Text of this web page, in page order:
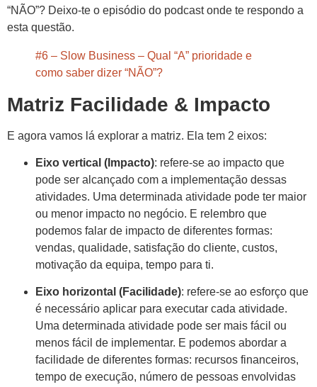
“NÃO”? Deixo-te o episódio do podcast onde te respondo a
esta questão.
#6 – Slow Business – Qual “A” prioridade e
como saber dizer “NÃO”?
Matriz Facilidade & Impacto
E agora vamos lá explorar a matriz. Ela tem 2 eixos:
Eixo vertical (Impacto): refere-se ao impacto que
pode ser alcançado com a implementação dessas
atividades. Uma determinada atividade pode ter maior
ou menor impacto no negócio. E relembro que
podemos falar de impacto de diferentes formas:
vendas, qualidade, satisfação do cliente, custos,
motivação da equipa, tempo para ti.
Eixo horizontal (Facilidade): refere-se ao esforço que
é necessário aplicar para executar cada atividade.
Uma determinada atividade pode ser mais fácil ou
menos fácil de implementar. E podemos abordar a
facilidade de diferentes formas: recursos financeiros,
tempo de execução, número de pessoas envolvidas